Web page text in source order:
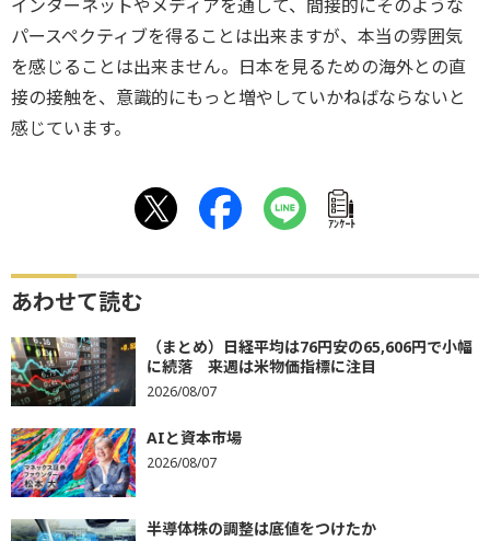
インターネットやメディアを通して、間接的にそのような
パースペクティブを得ることは出来ますが、本当の雰囲気
を感じることは出来ません。日本を見るための海外との直
接の接触を、意識的にもっと増やしていかねばならないと
感じています。
ｱﾝｹｰﾄ
あわせて読む
（まとめ）日経平均は76円安の65,606円で小幅
に続落 来週は米物価指標に注目
2026/08/07
AIと資本市場
2026/08/07
半導体株の調整は底値をつけたか